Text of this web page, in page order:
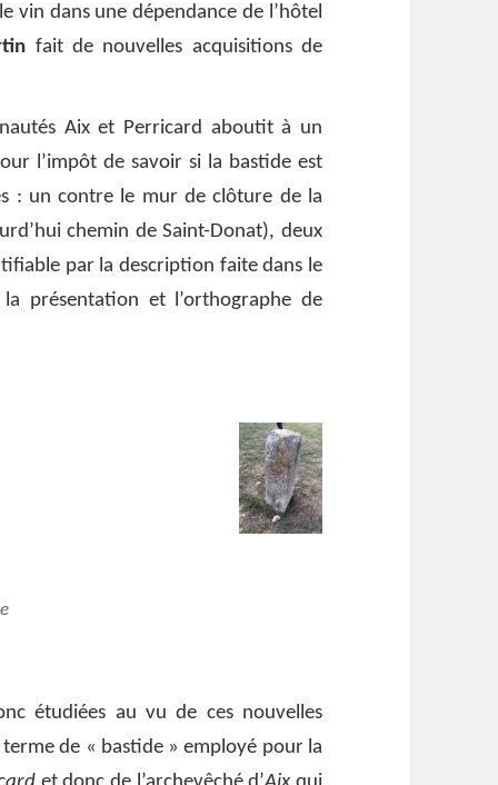
vin dans une dépendance de l’hôtel
fait de nouvelles acquisitions de
Aix et Perricard aboutit à un
l’impôt de savoir si la bastide est
: un contre le mur de clôture de la
chemin de Saint-Donat), deux
par la description faite dans le
présentation et l’orthographe de
étudiées au vu de ces nouvelles
de « bastide » employé pour la